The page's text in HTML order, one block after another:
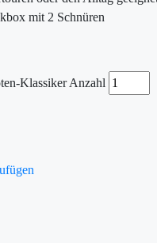
mit 2 Schnüren
Klassiker Anzahl